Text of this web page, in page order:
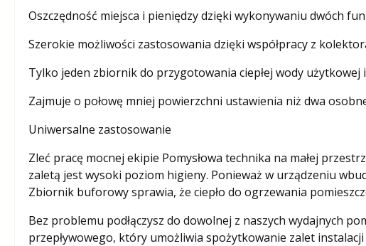
Oszczędność miejsca i pieniędzy dzięki wykonywaniu dwóch
Szerokie możliwości zastosowania dzięki współpracy z
Tylko jeden zbiornik do przygotowania ciepłej wody użytkowej
Zajmuje o połowę mniej powierzchni ustawienia niż dwa
Uniwersalne zastosowanie
Zleć pracę mocnej ekipie Pomysłowa technika na małej
zaletą jest wysoki poziom higieny. Ponieważ w urządzeniu
Zbiornik buforowy sprawia, że ciepło do ogrzewania
Bez problemu podłączysz do dowolnej z naszych wydajnych
przepływowego, który umożliwia spożytkowanie zalet